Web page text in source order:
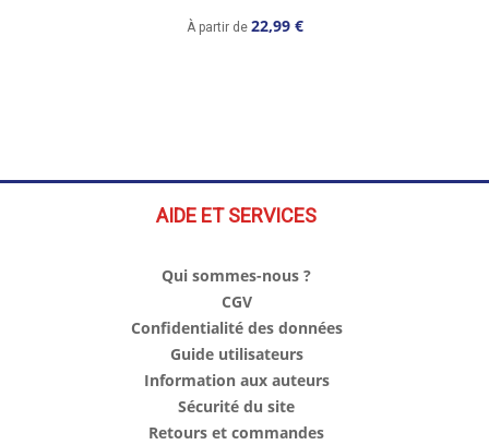
À partir de 22,99 €
AIDE ET SERVICES
Qui sommes-nous ?
CGV
Confidentialité des données
Guide utilisateurs
Information aux auteurs
Sécurité du site
Retours et commandes